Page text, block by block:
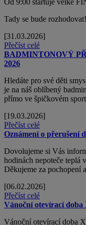
Tady se bude rozhodovat!
[31.03.2026]
Přečíst celé
BADMINTONOVÝ
2026
Hledáte pro své děti
je na náš oblíbený
přímo ve špičkovém
[19.03.2026]
Přečíst celé
Oznámení o přerušení
Dovolujeme si Vás
hodinách nepoteče teplá
Děkujeme za pochopení
[06.02.2026]
Přečíst celé
Vánoční otevírací
Vánoční otevírací doba